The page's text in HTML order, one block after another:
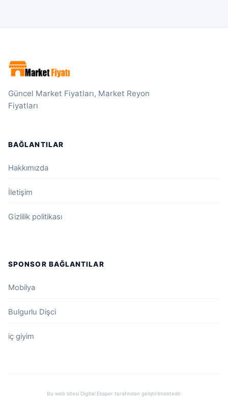
Güncel Market Fiyatları, Market Reyon
Fiyatları
BAĞLANTILAR
Hakkımızda
İletişim
Gizlilik politikası
SPONSOR BAĞLANTILAR
Mobilya
Bulgurlu Dişci
iç giyim
Bu web sitesi Digital Eksper tarafından geliştirilmektedir.